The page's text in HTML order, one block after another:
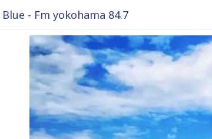
- Fm yokohama 84.7